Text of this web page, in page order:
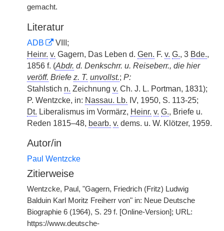
gemacht.
Literatur
ADB
VIII;
Heinr. v. Gagern, Das Leben d. Gen. F. v. G., 3 Bde.,
1856 f. (Abdr. d. Denkschrr. u. Reiseberr., die hier
veröff. Briefe z. T. unvollst.; P:
Stahlstich n. Zeichnung v. Ch. J. L. Portman, 1831);
P. Wentzcke, in: Nassau. Lb. IV, 1950, S. 113-25;
Dt. Liberalismus im Vormärz, Heinr. v. G., Briefe u.
Reden 1815–48, bearb. v. dems. u. W. Klötzer, 1959.
Autor/in
Paul Wentzcke
Zitierweise
Wentzcke, Paul, "Gagern, Friedrich (Fritz) Ludwig
Balduin Karl Moritz Freiherr von" in: Neue Deutsche
Biographie 6 (1964), S. 29 f. [Online-Version]; URL:
https://www.deutsche-